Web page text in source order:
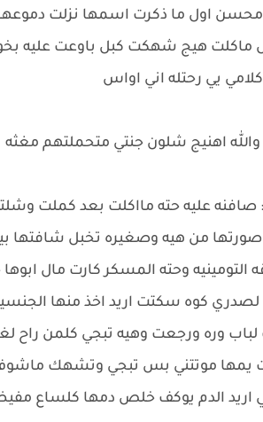
محسن اول ما ذكرت اسمها نزلت
ماكلت هيج شهكت كبل باوعت عليه
يي رحتله اني اواس
اهنيج شلون جنتي متحملتهم مغثه
عليه حته مااكلت بعد كملت
من هيه وصغيره تخبل شافتها
التومينيه وحته المسكر كارت مال
لصدري كوه سكتت اريد اخذ منها
وره ورجعت وهيه تبجي كلمن راح
يمها موتتني بس تبجي وتشهك
اريد الدم يوكف خلص دمها كلساع